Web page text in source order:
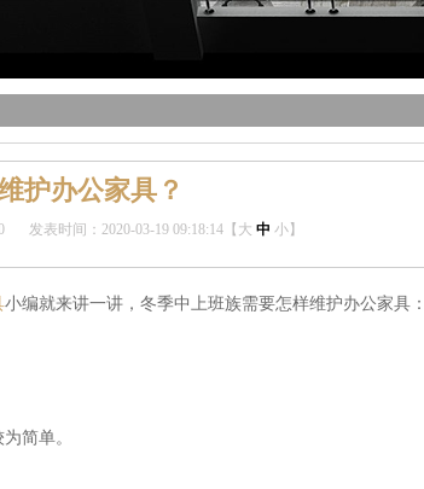
护办公家具？
发表时间：2020-03-19 09:18:14【 大 中 小】
小编就来讲一讲，冬季中上班族需要怎样维护办公家具：
简单。